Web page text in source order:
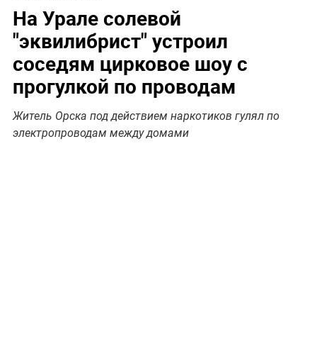
На Урале солевой
"эквилибрист" устроил
соседям цирковое шоу с
прогулкой по проводам
Житель Орска под действием наркотиков гулял по
электропроводам между домами